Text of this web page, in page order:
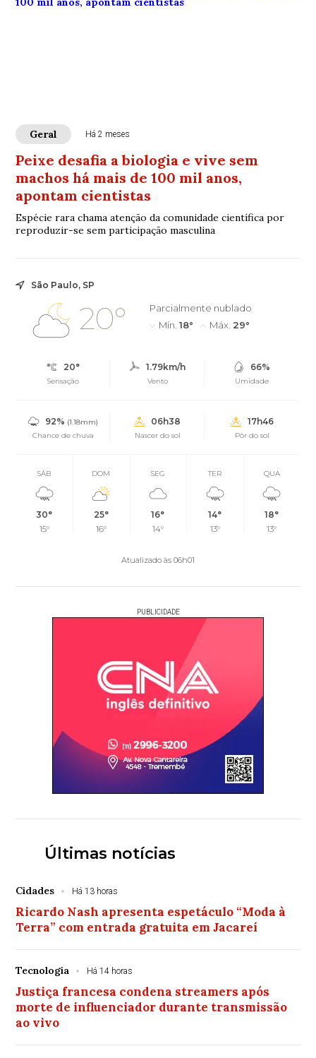
Geral Há 2 meses
Peixe desafia a biologia e vive sem
machos há mais de 100 mil anos,
apontam cientistas
Espécie rara chama atenção da comunidade científica por
reproduzir-se sem participação masculina
São Paulo, SP
20°
Parcialmente nublado
Mín. 18° Máx. 29°
20°
Sensação
1.79km/h
Vento
66%
Umidade
92% (1.18mm)
Chance de chuva
06h38
Nascer do sol
17h46
Pôr do sol
SÁB
30°
15°
DOM
25°
16°
SEG
16°
14°
TER
14°
13°
QUA
18°
13°
Atualizado às 06h01
PUBLICIDADE
Últimas notícias
Cidades Há 13 horas
Ricardo Nash apresenta espetáculo “Moda à
Terra” com entrada gratuita em Jacareí
Tecnologia Há 14 horas
Justiça francesa condena streamers após
morte de influenciador durante transmissão
ao vivo